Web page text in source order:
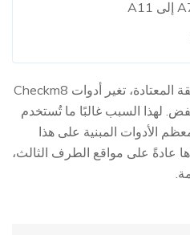
بدلاً من فتح قفل الهاتف بالطريقة المعتادة، تغير أدوات Checkm8
لهذا السبب غالبًا ما تُستخدم
الأدوات المبنية على هذا
عادةً على مواقع الطرف الثالث،